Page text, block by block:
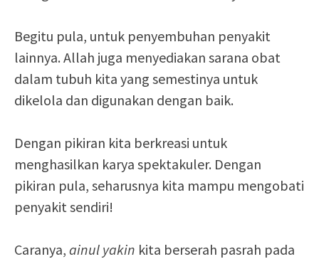
Begitu pula, untuk penyembuhan penyakit
lainnya. Allah juga menyediakan sarana obat
dalam tubuh kita yang semestinya untuk
dikelola dan digunakan dengan baik.
Dengan pikiran kita berkreasi untuk
menghasilkan karya spektakuler. Dengan
pikiran pula, seharusnya kita mampu mengobati
penyakit sendiri!
Caranya, ainul yakin kita berserah pasrah pada